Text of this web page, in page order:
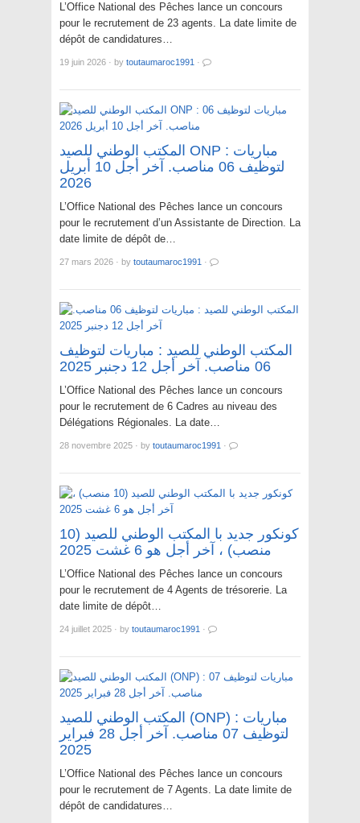
L’Office National des Pêches lance un concours
pour le recrutement de 23 agents. La date limite de
dépôt de candidatures…
19 juin 2026 · by toutaumaroc1991 ·
المكتب الوطني للصيد ONP : مباريات
لتوظيف 06 مناصب. آخر أجل 10 أبريل
2026
L’Office National des Pêches lance un concours
pour le recrutement d’un Assistante de Direction. La
date limite de dépôt de…
27 mars 2026 · by toutaumaroc1991 ·
المكتب الوطني للصيد : مباريات لتوظيف
06 مناصب. آخر أجل 12 دجنبر 2025
L’Office National des Pêches lance un concours
pour le recrutement de 6 Cadres au niveau des
Délégations Régionales. La date…
28 novembre 2025 · by toutaumaroc1991 ·
كونكور جديد با المكتب الوطني للصيد (10
منصب) ، آخر أجل هو 6 غشت 2025
L’Office National des Pêches lance un concours
pour le recrutement de 4 Agents de trésorerie. La
date limite de dépôt…
24 juillet 2025 · by toutaumaroc1991 ·
المكتب الوطني للصيد (ONP) : مباريات
لتوظيف 07 مناصب. آخر أجل 28 فبراير
2025
L’Office National des Pêches lance un concours
pour le recrutement de 7 Agents. La date limite de
dépôt de candidatures…